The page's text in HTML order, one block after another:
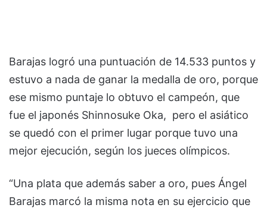
Barajas logró una puntuación de 14.533 puntos y
estuvo a nada de ganar la medalla de oro, porque
ese mismo puntaje lo obtuvo el campeón, que
fue el japonés Shinnosuke Oka, pero el asiático
se quedó con el primer lugar porque tuvo una
mejor ejecución, según los jueces olímpicos.
“Una plata que además saber a oro, pues Ángel
Barajas marcó la misma nota en su ejercicio que